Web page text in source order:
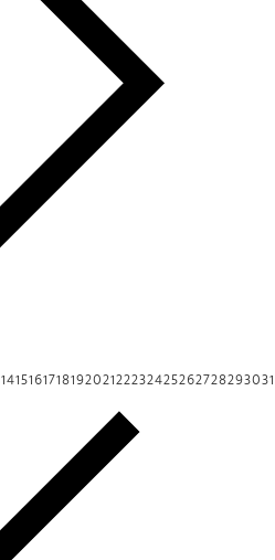
141516171819202122232425262728293031